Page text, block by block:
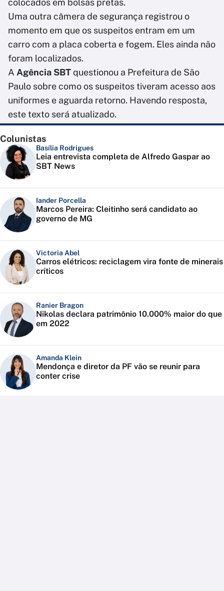
colocados em bolsas pretas.
Uma outra câmera de segurança registrou o
momento em que os suspeitos entram em um
carro com a placa coberta e fogem. Eles ainda não
foram localizados.
A Agência SBTquestionou a Prefeitura de São
Paulo sobre como os suspeitos tiveram acesso aos
uniformes e aguarda retorno. Havendo resposta,
este texto será atualizado.
Colunistas
Basília Rodrigues
Leia entrevista completa de Alfredo Gaspar ao
SBT News
Iander Porcella
Marcos Pereira: Cleitinho será candidato ao
governo de MG
Victoria Abel
Carros elétricos: reciclagem vira fonte de minerais
críticos
Ranier Bragon
Nikolas declara patrimônio 10.000% maior do que
em 2022
Amanda Klein
Mendonça e diretor da PF vão se reunir para
conter crise